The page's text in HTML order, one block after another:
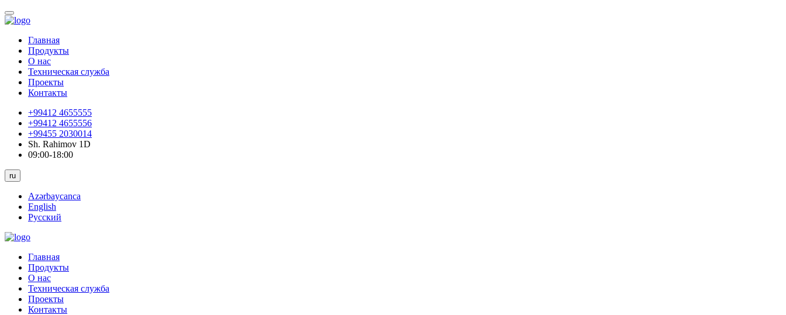
Главная
Продукты
О нас
Техническая служба
Проекты
Контакты
+99412 4655555
+99412 4655556
+99455 2030014
Sh. Rahimov 1D
09:00-18:00
ru
Azərbaycanca
English
Русский
Главная
Продукты
О нас
Техническая служба
Проекты
Контакты